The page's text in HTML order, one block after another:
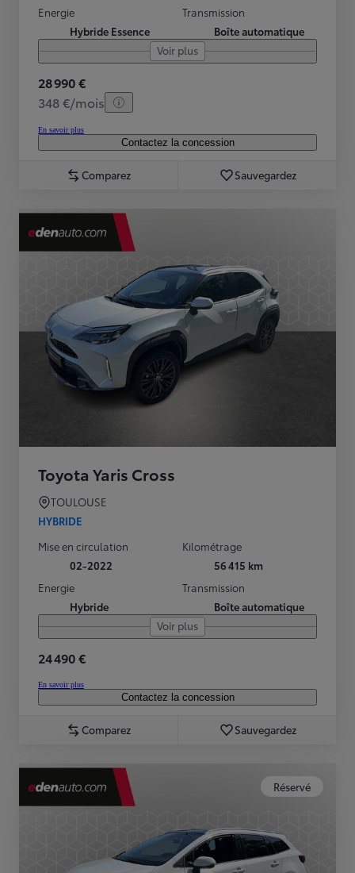
Energie
Hybride Essence
Transmission
Boîte automatique
Voir plus
28 990 €
348 €/mois
En savoir plus
Contactez la concession
Comparez Sauvegardez
Toyota Yaris Cross
TOULOUSE
HYBRIDE
Mise en circulation
02-2022
Kilométrage
56 415 km
Energie
Hybride
Transmission
Boîte automatique
Voir plus
24 490 €
En savoir plus
Contactez la concession
Comparez Sauvegardez
Réservé